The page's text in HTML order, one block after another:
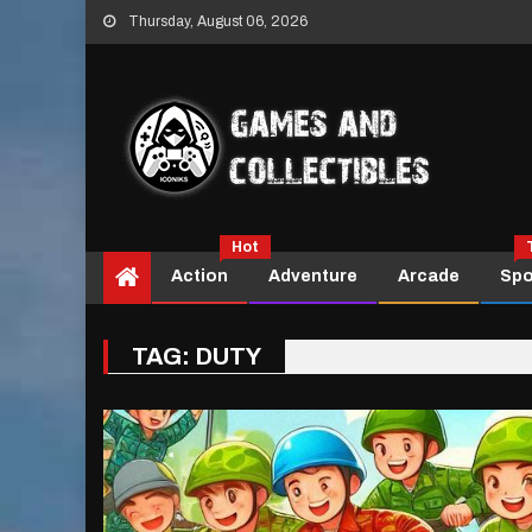
Skip
to
Thursday, August 06, 2026
Action
Hot
Adventure Arcade
TAG: DUTY